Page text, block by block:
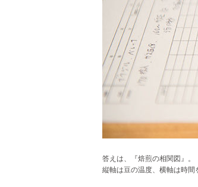
答えは、『焙煎の相関図』。
縦軸は豆の温度、横軸は時間